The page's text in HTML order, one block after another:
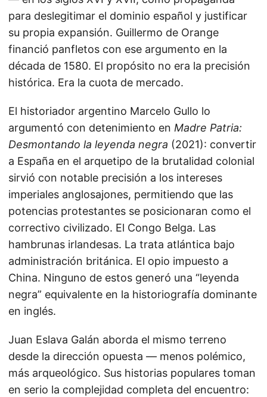
para deslegitimar el dominio español y justificar
su propia expansión. Guillermo de Orange
financió panfletos con ese argumento en la
década de 1580. El propósito no era la precisión
histórica. Era la cuota de mercado.
El historiador argentino Marcelo Gullo lo
argumentó con detenimiento en Madre Patria:
Desmontando la leyenda negra (2021): convertir
a España en el arquetipo de la brutalidad colonial
sirvió con notable precisión a los intereses
imperiales anglosajones, permitiendo que las
potencias protestantes se posicionaran como el
correctivo civilizado. El Congo Belga. Las
hambrunas irlandesas. La trata atlántica bajo
administración británica. El opio impuesto a
China. Ninguno de estos generó una “leyenda
negra” equivalente en la historiografía dominante
en inglés.
Juan Eslava Galán aborda el mismo terreno
desde la dirección opuesta — menos polémico,
más arqueológico. Sus historias populares toman
en serio la complejidad completa del encuentro: